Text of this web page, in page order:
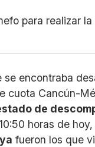
para realizar
se encontraba
cuota Cancún-
de
horas de
fueron los que